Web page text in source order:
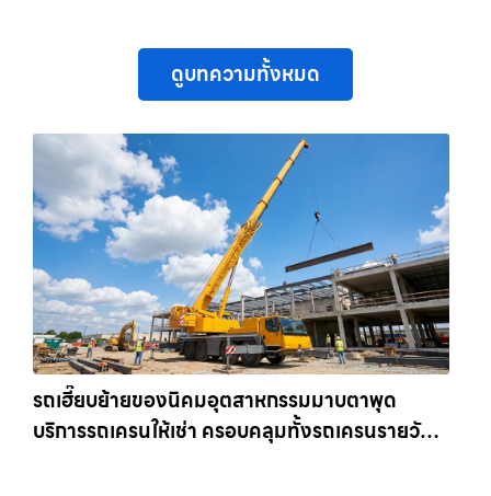
ดูบทความทั้งหมด
รถเฮี๊ยบย้ายของนิคมอุตสาหกรรมมาบตาพุด
บริการรถเครนให้เช่า ครอบคลุมทั้งรถเครนรายวัน